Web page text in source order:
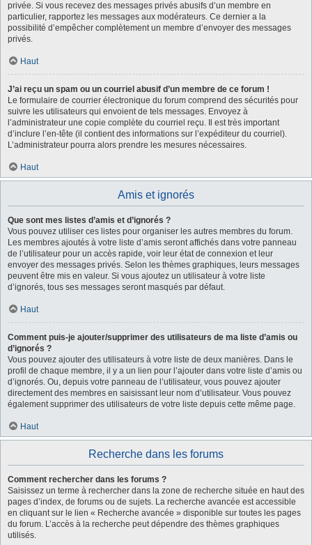
privée. Si vous recevez des messages privés abusifs d’un membre en
particulier, rapportez les messages aux modérateurs. Ce dernier a la
possibilité d’empêcher complètement un membre d’envoyer des messages
privés.
Haut
J’ai reçu un spam ou un courriel abusif d’un membre de ce forum !
Le formulaire de courrier électronique du forum comprend des sécurités pour
suivre les utilisateurs qui envoient de tels messages. Envoyez à
l’administrateur une copie complète du courriel reçu. Il est très important
d’inclure l’en-tête (il contient des informations sur l’expéditeur du courriel).
L’administrateur pourra alors prendre les mesures nécessaires.
Haut
Amis et ignorés
Que sont mes listes d’amis et d’ignorés ?
Vous pouvez utiliser ces listes pour organiser les autres membres du forum.
Les membres ajoutés à votre liste d’amis seront affichés dans votre panneau
de l’utilisateur pour un accès rapide, voir leur état de connexion et leur
envoyer des messages privés. Selon les thèmes graphiques, leurs messages
peuvent être mis en valeur. Si vous ajoutez un utilisateur à votre liste
d’ignorés, tous ses messages seront masqués par défaut.
Haut
Comment puis-je ajouter/supprimer des utilisateurs de ma liste d’amis ou
d’ignorés ?
Vous pouvez ajouter des utilisateurs à votre liste de deux manières. Dans le
profil de chaque membre, il y a un lien pour l’ajouter dans votre liste d’amis ou
d’ignorés. Ou, depuis votre panneau de l’utilisateur, vous pouvez ajouter
directement des membres en saisissant leur nom d’utilisateur. Vous pouvez
également supprimer des utilisateurs de votre liste depuis cette même page.
Haut
Recherche dans les forums
Comment rechercher dans les forums ?
Saisissez un terme à rechercher dans la zone de recherche située en haut des
pages d’index, de forums ou de sujets. La recherche avancée est accessible
en cliquant sur le lien « Recherche avancée » disponible sur toutes les pages
du forum. L’accès à la recherche peut dépendre des thèmes graphiques
utilisés.